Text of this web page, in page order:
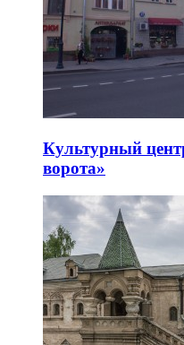
Культурный
ворота»